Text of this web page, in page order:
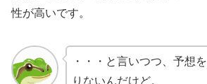
性が高いです。
・・・と言いつつ、予想
りないんだけど。